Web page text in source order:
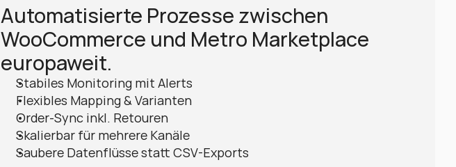
Automatisierte Prozesse zwischen
WooCommerce und Metro Marketplace
europaweit.
Stabiles Monitoring mit Alerts
Flexibles Mapping & Varianten
Order-Sync inkl. Retouren
Skalierbar für mehrere Kanäle
Saubere Datenflüsse statt CSV-Exports